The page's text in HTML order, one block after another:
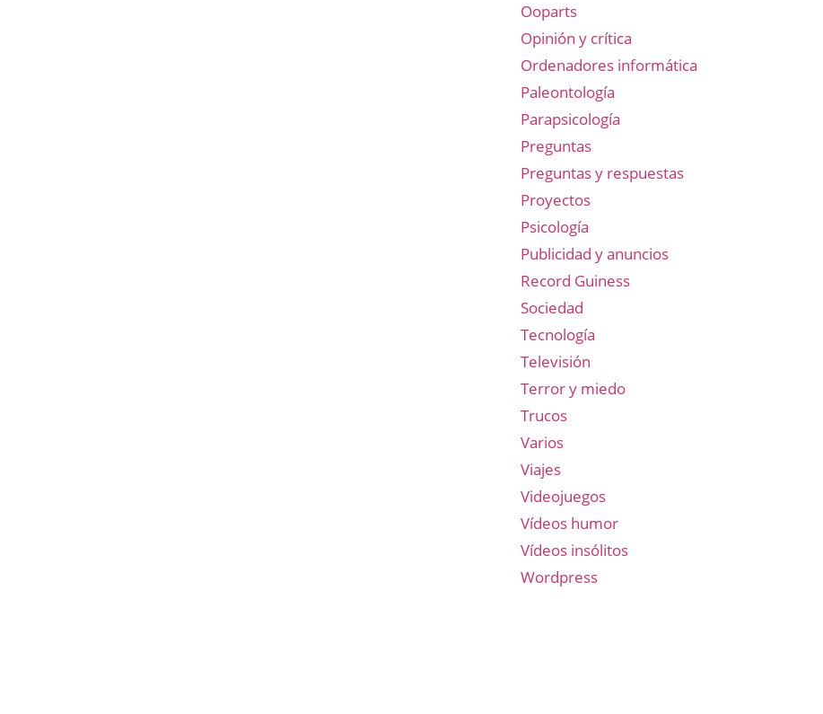
Ooparts
Opinión y crítica
Ordenadores informática
Paleontología
Parapsicología
Preguntas
Preguntas y respuestas
Proyectos
Psicología
Publicidad y anuncios
Record Guiness
Sociedad
Tecnología
Televisión
Terror y miedo
Trucos
Varios
Viajes
Videojuegos
Vídeos humor
Vídeos insólitos
Wordpress